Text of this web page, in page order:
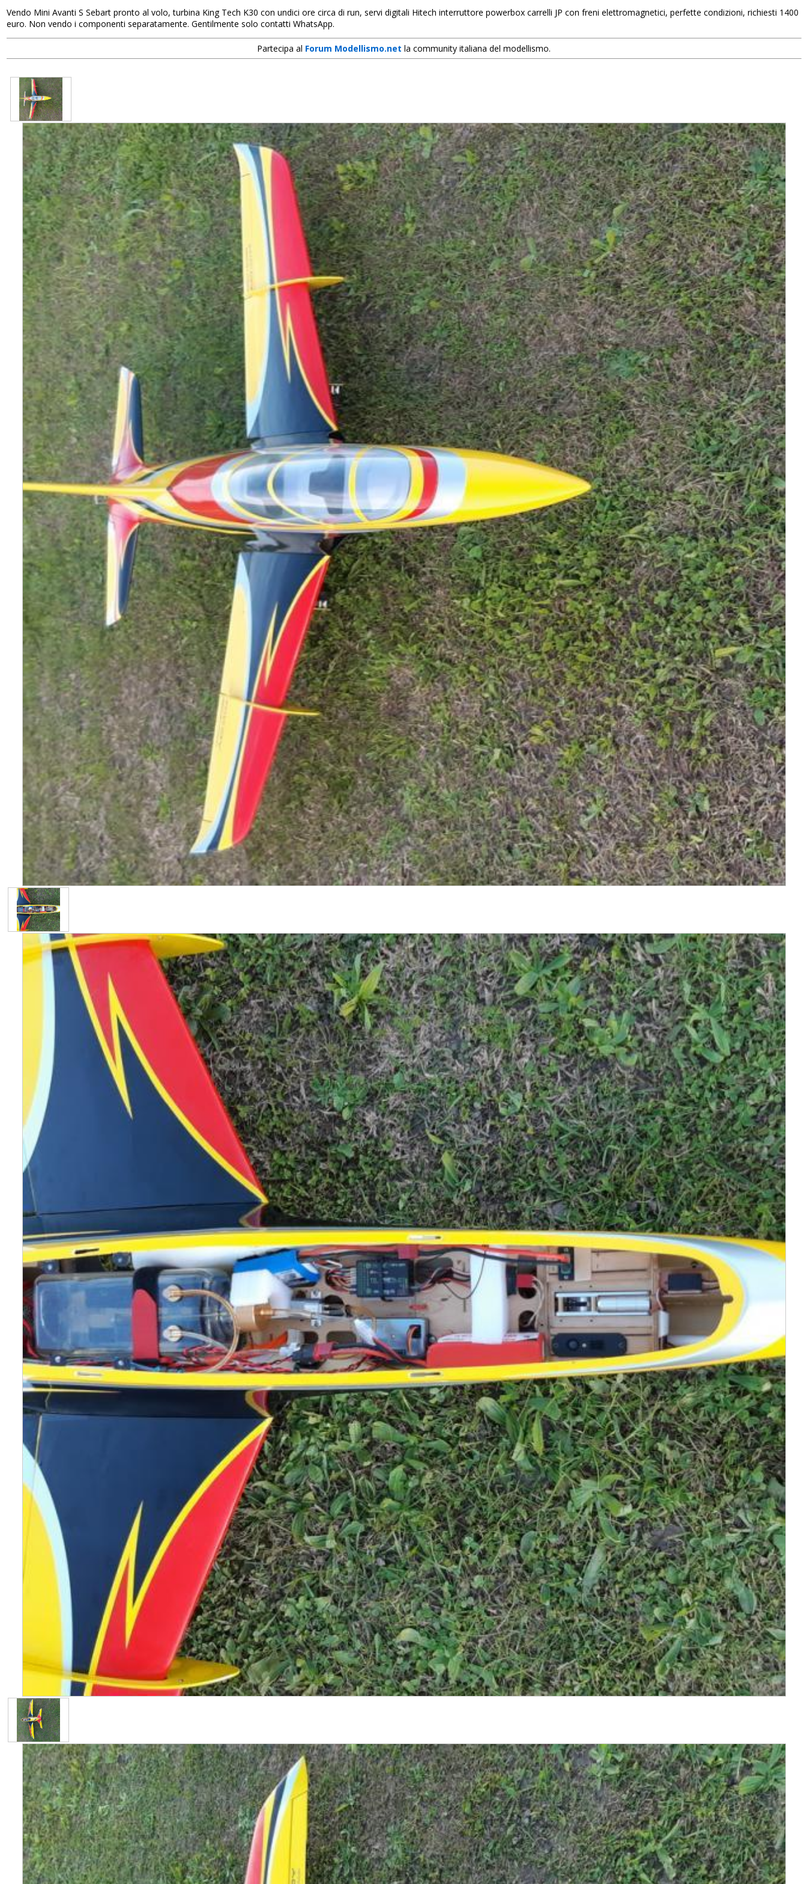
Vendo Mini Avanti S Sebart pronto al volo, turbina King Tech K30 con undici ore circa di run, servi digitali Hitech interruttore powerbox carrelli JP con freni elettromagnetici, perfette condizioni, richiesti 1400
euro. Non vendo i componenti separatamente. Gentilmente solo contatti WhatsApp.
Partecipa al Forum Modellismo.net la community italiana del modellismo.